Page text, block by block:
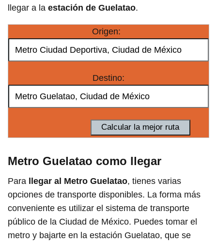
llegar a la estación de Guelatao.
Origen:
Destino:
Metro Guelatao como llegar
Para llegar al Metro Guelatao, tienes varias
opciones de transporte disponibles. La forma más
conveniente es utilizar el sistema de transporte
público de la Ciudad de México. Puedes tomar el
metro y bajarte en la estación Guelatao, que se